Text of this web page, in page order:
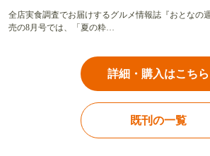
全店実食調査でお届けするグルメ情報誌『おとなの
売の8月号では、「夏の粋…
詳細・購入はこちら
既刊の一覧